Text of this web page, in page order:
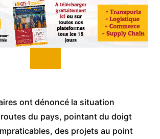
ont dénoncé la situation
du pays, pointant du doigt
des projets au point